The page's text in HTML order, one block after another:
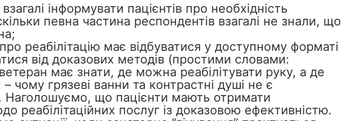
інформувати пацієнтів про необхідність
певна частина респондентів взагалі не знали, що
реабілітацію має відбуватися у доступному форматі
від доказових методів (простими словами:
має знати, де можна реабілітувати руку, а де
чому грязеві ванни та контрастні душі не є
Наголошуємо, що пацієнти мають отримати
реабілітаційних послуг із доказовою ефективністю.